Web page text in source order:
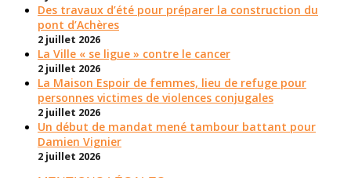
Des travaux d’été pour préparer la construction du
pont d’Achères
2 juillet 2026
La Ville « se ligue » contre le cancer
2 juillet 2026
La Maison Espoir de femmes, lieu de refuge pour
personnes victimes de violences conjugales
2 juillet 2026
Un début de mandat mené tambour battant pour
Damien Vignier
2 juillet 2026